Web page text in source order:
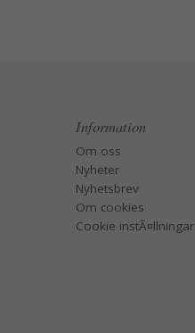
Information
Om oss
Nyheter
Nyhetsbrev
Om cookies
Cookie instÃ¤llningar